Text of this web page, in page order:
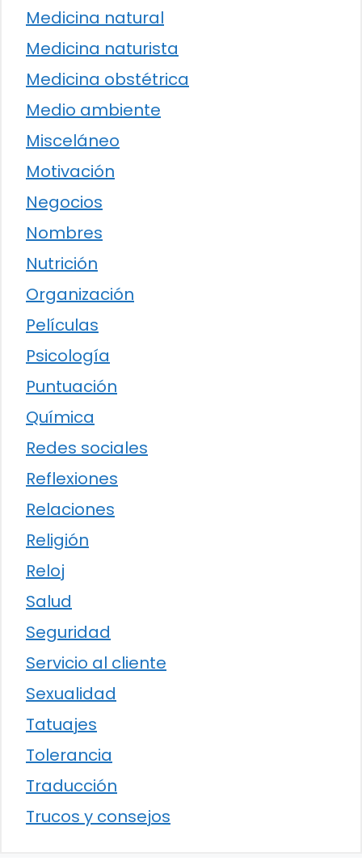
Medicina natural
Medicina naturista
Medicina obstétrica
Medio ambiente
Misceláneo
Motivación
Negocios
Nombres
Nutrición
Organización
Películas
Psicología
Puntuación
Química
Redes sociales
Reflexiones
Relaciones
Religión
Reloj
Salud
Seguridad
Servicio al cliente
Sexualidad
Tatuajes
Tolerancia
Traducción
Trucos y consejos